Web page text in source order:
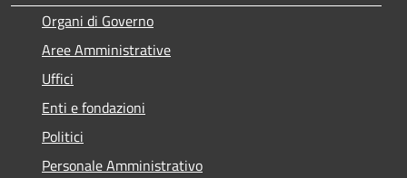
Organi di Governo
Aree Amministrative
Uffici
Enti e fondazioni
Politici
Personale Amministrativo